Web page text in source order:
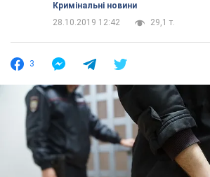
Кримінальні новини
28.10.2019 12:42
29,1 т.
3